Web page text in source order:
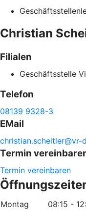
Christian
Filialen
Geschäftsstelle
Telefon
08139 9328-3
EMail
christian.scheitler@vr-
Termin
Termin vereinbaren
Montag 08:15 -